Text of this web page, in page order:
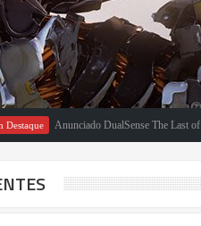
Anunciado DualSense The Last of Us